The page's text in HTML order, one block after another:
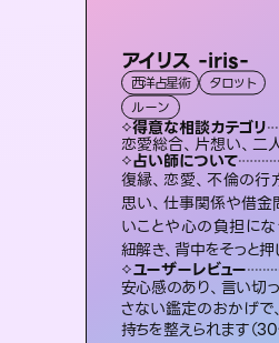
アイリス -iris-
西洋占星術
タロット
ルーン
得意な相談カテゴリ
恋愛総合、片想い、二
占い師について
復縁、恋愛、不倫の行
思い、仕事関係や借金
いことや心の負担にな
紐解き、背中をそっと押
ユーザーレビュー
安心感のあり、言い切
さない鑑定のおかげで
持ちを整えられます（
セラピスト理恵
霊視・オーラ タロ
スピリチュアル・リーディ
得意な相談カテ
片想い、二人の未
占い師について
連絡再開、復縁、
多数。セラピスト
験があるからこそ
い未来をサポート
ユーザーレビュー
とても心温まる鑑定
らは何も言っていな
しゃるんだなと驚
未来視師
霊視・オーラ
スピリチュアル・リ
得意な相談
出逢い、片想
占い師につ
未来には何パ
ます。不安で視
たの素敵な未
選択できるよう
ユーザーレビ
職場の人の性質
本当によく視え
打てて前向きに
おう
霊視・オーラ
オラクルカ
得意な
恋愛総合
占い師に
霊視×オラクルカードを使って「今」と「未来」そして「気になるあ
ユーザーレ
不安な気持
た…！よく視
感じました（
桃源
スピリチ
得意
片想い
占い師
恋愛のお
係」の相
恋人未満
寧に読み解
ユーザー
鑑定してい
動すると仲
とうござい
彗望
霊視・
スピリ
得意
片想い
占い
3,700年
占術「易
かう道筋
体的な対
ユーザ
複雑な背
いただけま
た（50代 女